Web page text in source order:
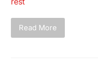
Read More